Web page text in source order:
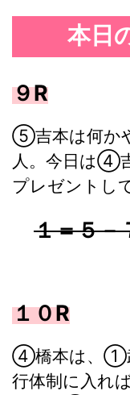
本日
９R
⑤吉本は何か
人。今日は④
プレゼントし
１＝５
１０R
④橋本は、①
行体制に入れ